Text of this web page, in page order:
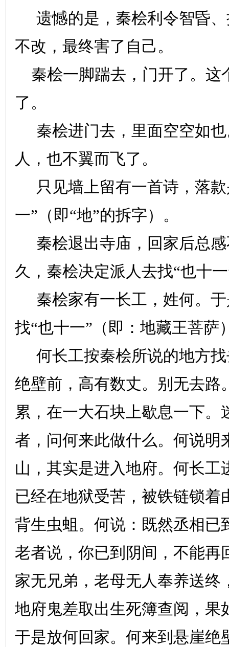
遗憾的是，秦桧利令智昏
不改，最终害了自己。
秦桧一脚踹去，门开了。这
了。
秦桧进门去，里面空空如
人，也不翼而飞了。
只见墙上留有一首诗，落
一”（即“地”的拆字）。
秦桧退出寺庙，回家后总
久，秦桧决定派人去找“也十
秦桧家有一长工，姓何。
找“也十一”（即：地藏王菩萨
何长工按秦桧所说的地方
绝壁前，高有数丈。别无去路
累，在一大石块上歇息一下。
者，问何来此做什么。何说明
山，其实是进入地府。何长工
已经在地狱受苦，被铁链锁着
背生虫蛆。何说：既然丞相已
老者说，你已到阴间，不能再
家无兄弟，老母无人奉养送终
地府鬼差取出生死簿查阅，果
于是放何回家。何来到悬崖绝